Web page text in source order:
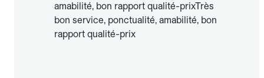
amabilité, bon rapport qualité-prixTrès
bon service, ponctualité, amabilité, bon
rapport qualité-prix